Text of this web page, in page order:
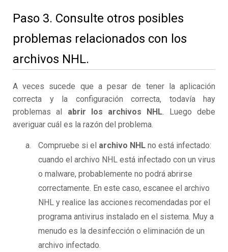
Paso 3. Consulte otros posibles
problemas relacionados con los
archivos NHL.
A veces sucede que a pesar de tener la aplicación
correcta y la configuración correcta, todavía hay
problemas al abrir los archivos NHL. Luego debe
averiguar cuál es la razón del problema.
Compruebe si el archivo NHL no está infectado:
cuando el archivo NHL está infectado con un virus
o malware, probablemente no podrá abrirse
correctamente. En este caso, escanee el archivo
NHL y realice las acciones recomendadas por el
programa antivirus instalado en el sistema. Muy a
menudo es la desinfección o eliminación de un
archivo infectado.